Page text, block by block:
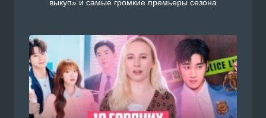
выкуп» и самые громкие премьеры сезона